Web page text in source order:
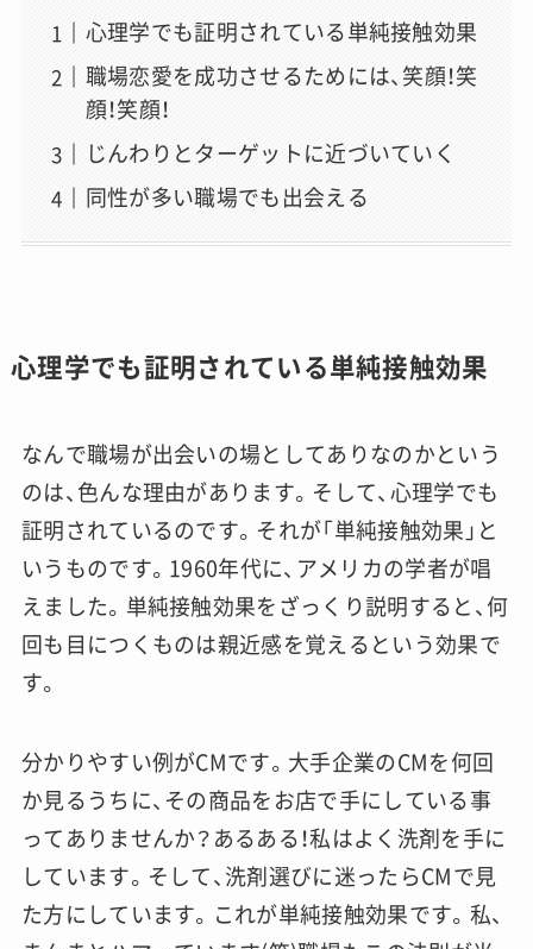
心理学でも証明されている単純接触効果
職場恋愛を成功させるためには、笑顔！笑
顔！笑顔！
じんわりとターゲットに近づいていく
同性が多い職場でも出会える
心理学でも証明されている単純接触効果
なんで職場が出会いの場としてありなのかという
のは、色んな理由があります。そして、心理学でも
証明されているのです。それが「単純接触効果」 と
いうものです。1960年代に、アメリカの学者が唱
えました。単純接触効果をざっくり説明すると、何
回も目につくものは親近感を覚えるという効果で
す。
分かりやすい例がCMです。大手企業のCMを何回
か見るうちに、その商品をお店で手にしている事
ってありませんか？あるある！私はよく洗剤を手に
しています。そして、洗剤選びに迷ったらCMで見
た方にしています。これが単純接触効果です。私、